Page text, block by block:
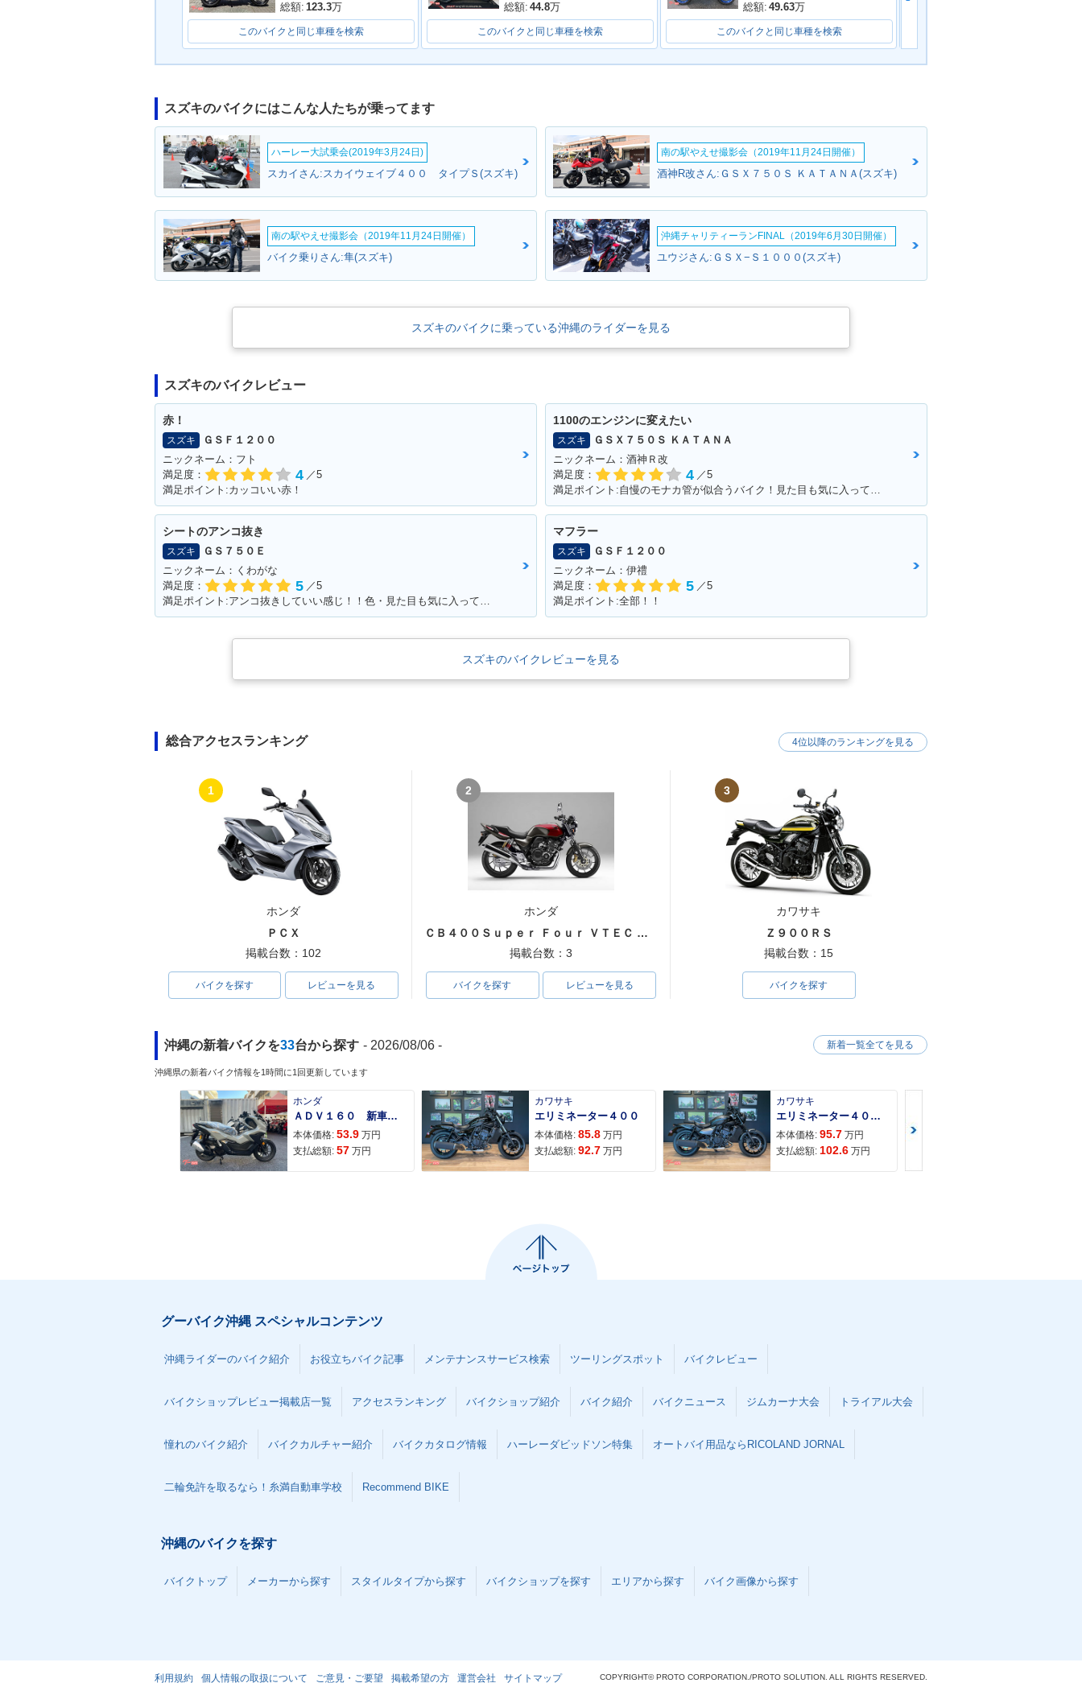
総額: 123.3万
このバイクと同じ車種を検索
総額: 44.8万
このバイクと同じ車種を検索
総額: 49.63万
このバイクと同じ車種を検索
スズキのバイクにはこんな人たちが乗ってます
ハーレー大試乗会(2019年3月24日)
スカイさん:スカイウェイブ４００ タイプＳ(スズキ)
南の駅やえせ撮影会（2019年11月24日開催）
酒神R改さん:ＧＳＸ７５０Ｓ ＫＡＴＡＮＡ(スズキ)
南の駅やえせ撮影会（2019年11月24日開催）
バイク乗りさん:隼(スズキ)
沖縄チャリティーランFINAL（2019年6月30日開催）
ユウジさん:ＧＳＸ−Ｓ１０００(スズキ)
スズキのバイクに乗っている沖縄のライダーを見る
スズキのバイクレビュー
赤！
スズキ
ＧＳＦ１２００
ニックネーム：フト
満足度：
4 ／5
満足ポイント:カッコいい赤！
1100のエンジンに変えたい
スズキ
ＧＳＸ７５０Ｓ ＫＡＴＡＮＡ
ニックネーム：酒神Ｒ改
満足度：
4 ／5
満足ポイント:自慢のモナカ管が似合うバイク！見た目も気に入っています！
シートのアンコ抜き
スズキ
ＧＳ７５０Ｅ
ニックネーム：くわがな
満足度：
5 ／5
満足ポイント:アンコ抜きしていい感じ！！色・見た目も気に入っています！！！
マフラー
スズキ
ＧＳＦ１２００
ニックネーム：伊禮
満足度：
5 ／5
満足ポイント:全部！！
スズキのバイクレビューを見る
総合アクセスランキング
1
ホンダ
ＰＣＸ
掲載台数：102
バイクを探す レビューを見る
2
ホンダ
ＣＢ４００Ｓｕｐｅｒ Ｆｏｕｒ ＶＴＥＣ ＳＰＥＣ３
掲載台数：3
バイクを探す レビューを見る
3
カワサキ
Ｚ９００ＲＳ
掲載台数：15
バイクを探す
4位以降のランキングを見る
沖縄の新着バイクを33台から探す - 2026/08/06 -
沖縄県の新着バイク情報を1時間に1回更新しています
ホンダ
ＡＤＶ１６０ 新車 ２０２６年最新モデル パールスモーキーグレー スマートキー ２９Ｌメットイン ＵＳＢ Ｔｙｐｅ−Ｃ装備
本体価格: 53.9 万円
支払総額: 57 万円
カワサキ
エリミネーター４００
本体価格: 85.8 万円
支払総額: 92.7 万円
カワサキ
エリミネーター４００ＳＥ
本体価格: 95.7 万円
支払総額: 102.6 万円
新着一覧全てを見る
グーバイク沖縄 スペシャルコンテンツ
沖縄ライダーのバイク紹介 お役立ちバイク記事 メンテナンスサービス検索 ツーリングスポット バイクレビュー
バイクショップレビュー掲載店一覧 アクセスランキング バイクショップ紹介 バイク紹介 バイクニュース ジムカーナ大会 トライアル大会
憧れのバイク紹介 バイクカルチャー紹介 バイクカタログ情報 ハーレーダビッドソン特集 オートバイ用品ならRICOLAND JORNAL
二輪免許を取るなら！糸満自動車学校 Recommend BIKE
沖縄のバイクを探す
バイクトップ メーカーから探す スタイルタイプから探す バイクショップを探す エリアから探す バイク画像から探す
利用規約 個人情報の取扱について ご意見・ご要望 掲載希望の方 運営会社 サイトマップ COPYRIGHT© PROTO CORPORATION./PROTO SOLUTION. ALL RIGHTS RESERVED.